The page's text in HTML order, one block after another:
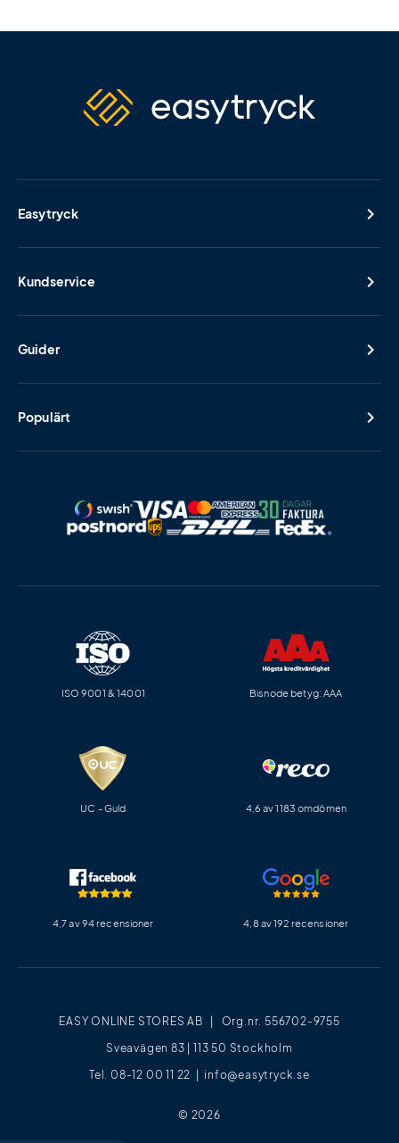
Easytryck
Kundservice
Guider
Populärt
EASY ONLINE STORES AB | Org.nr. 556702-9755
Sveavägen 83 | 113 50 Stockholm
Tel. 08-12 00 11 22 | info@easytryck.se
© 2026
ISO 9001 & 14001 Bisnode betyg: AAA
UC - Guld 4,6 av 1183 omdömen
4,7 av 94 recensioner 4,8 av 192 recensioner